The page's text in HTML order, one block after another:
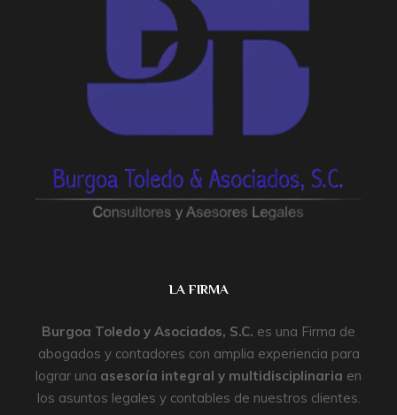
LA FIRMA
Burgoa Toledo y Asociados, S.C. es una Firma de
abogados y contadores con amplia experiencia para
lograr una asesoría integral y multidisciplinaria en
los asuntos legales y contables de nuestros clientes.